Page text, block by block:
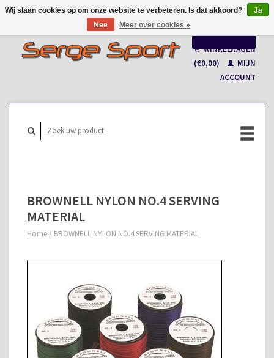
Français
WINKELWAGEN
(€0,00)
MIJN
ACCOUNT
BROWNELL NYLON NO.4 SERVING
MATERIAL
Home / BROWNELL NYLON NO.4 SERVING MATERIAL
Wij slaan cookies op om onze website te verbeteren. Is dat akkoord?
Ja
Nee
Meer over cookies »